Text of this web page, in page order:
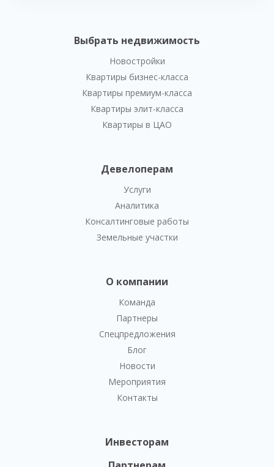
Выбрать недвижимость
Новостройки
Квартиры бизнес-класса
Квартиры премиум-класса
Квартиры элит-класса
Квартиры в ЦАО
Девелоперам
Услуги
Аналитика
Консалтинговые работы
Земельные участки
О компании
Команда
Партнеры
Спецпредложения
Блог
Новости
Мероприятия
Контакты
Инвесторам